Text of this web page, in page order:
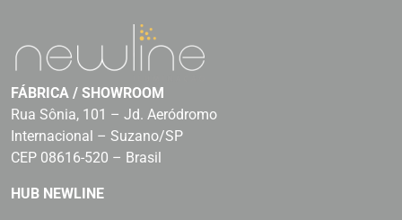
FÁBRICA / SHOWROOM
Rua Sônia, 101 – Jd. Aeródromo
Internacional – Suzano/SP
CEP 08616-520 – Brasil
HUB NEWLINE